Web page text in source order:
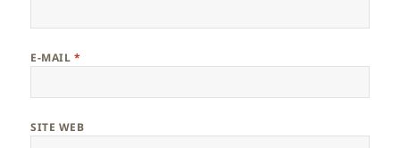
E-MAIL *
SITE WEB